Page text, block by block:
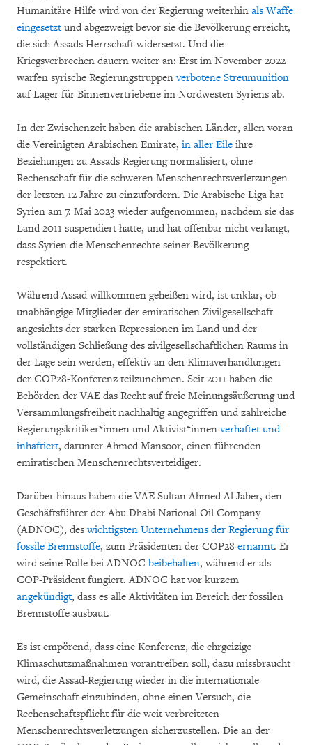
Humanitäre Hilfe wird von der Regierung weiterhin als Waffe
eingesetztund abgezweigt bevor sie die Bevölkerung erreicht,
die sich Assads Herrschaft widersetzt. Und die
Kriegsverbrechen dauern weiter an: Erst im November 2022
warfen syrische Regierungstruppenverbotene Streumunition
auf Lager für Binnenvertriebene im Nordwesten Syriens ab.
In der Zwischenzeit haben die arabischen Länder, allen voran
die Vereinigten Arabischen Emirate, in aller Eile ihre
Beziehungen zu Assads Regierung normalisiert, ohne
Rechenschaft für die schweren Menschenrechtsverletzungen
der letzten 12 Jahre zu einzufordern. Die Arabische Liga hat
Syrien am 7. Mai 2023 wieder aufgenommen, nachdem sie das
Land 2011 suspendiert hatte, und hat offenbar nicht verlangt,
dass Syrien die Menschenrechte seiner Bevölkerung
respektiert.
Während Assad willkommen geheißen wird, ist unklar, ob
unabhängige Mitglieder der emiratischen Zivilgesellschaft
angesichts der starken Repressionen im Land und der
vollständigen Schließung des zivilgesellschaftlichen Raums in
der Lage sein werden, effektiv an den Klimaverhandlungen
der COP28-Konferenz teilzunehmen. Seit 2011 haben die
Behörden der VAE das Recht auf freie Meinungsäußerung und
Versammlungsfreiheit nachhaltig angegriffen und zahlreiche
Regierungskritiker*innen und Aktivist*innenverhaftet und
inhaftiert, darunter Ahmed Mansoor, einen führenden
emiratischen Menschenrechtsverteidiger.
Darüber hinaus haben die VAE Sultan Ahmed Al Jaber, den
Geschäftsführer der Abu Dhabi National Oil Company
(ADNOC), deswichtigsten Unternehmens der Regierung für
fossile Brennstoffe, zum Präsidenten der COP28 ernannt. Er
wird seine Rolle bei ADNOC beibehalten, während er als
COP-Präsident fungiert. ADNOC hat vor kurzem
angekündigt, dass es alle Aktivitäten im Bereich der fossilen
Brennstoffe ausbaut.
Es ist empörend, dass eine Konferenz, die ehrgeizige
Klimaschutzmaßnahmen vorantreiben soll, dazu missbraucht
wird, die Assad-Regierung wieder in die internationale
Gemeinschaft einzubinden, ohne einen Versuch, die
Rechenschaftspflicht für die weit verbreiteten
Menschenrechtsverletzungen sicherzustellen. Die an der